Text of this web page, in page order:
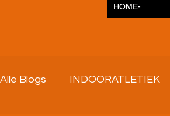
HOME-
Alle Blogs INDOORATLETIEK